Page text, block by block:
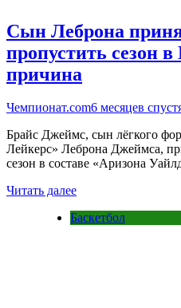
Сын Леброна
пропустить сезон
причина
Чемпионат.com6 месяцев
Брайс Джеймс, сын лёгкого
Лейкерс» Леброна Джеймса,
сезон в составе «Аризона
Читать далее
Баскетбол